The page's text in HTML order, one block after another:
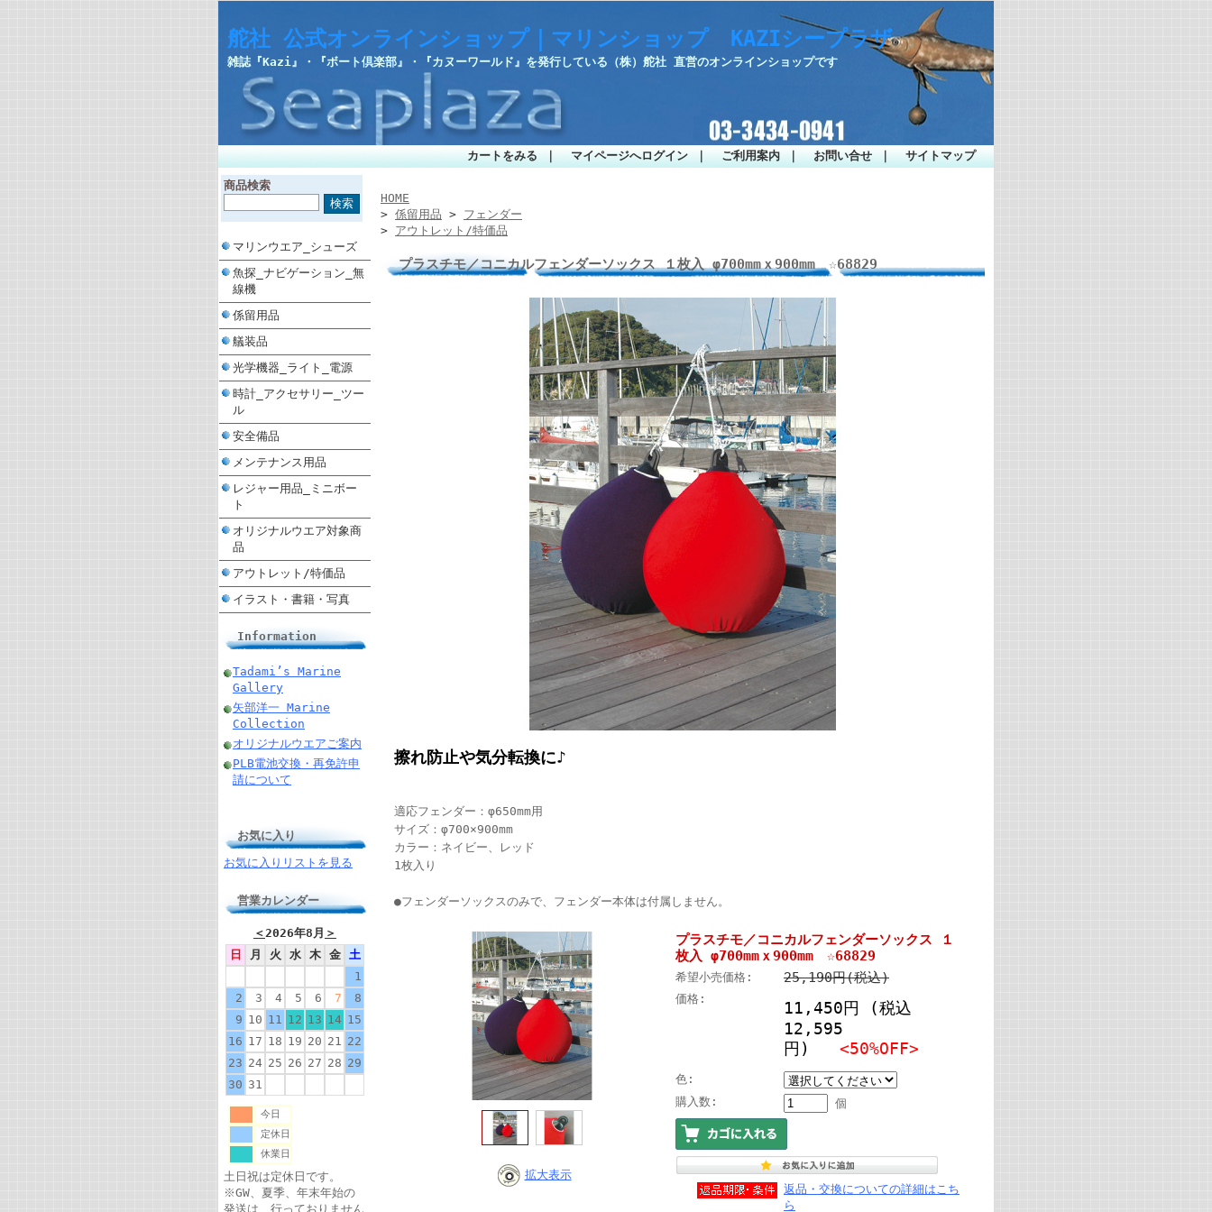
舵社 公式オンラインショップ｜マリンショップ KAZIシープラザ
雑誌『Kazi』・『ボート倶楽部』・『カヌーワールド』を発行している（株）舵社 直営のオンラインショップです
カートをみる マイページへログイン ご利用案内 お問い合せ サイトマップ
商品検索
マリンウエア_シューズ
魚探_ナビゲーション_無
線機
係留用品
艤装品
光学機器_ライト_電源
時計_アクセサリー_ツー
ル
安全備品
メンテナンス用品
レジャー用品_ミニボー
ト
オリジナルウエア対象商
品
アウトレット/特価品
イラスト・書籍・写真
Information
Tadami’s Marine
Gallery
矢部洋一 Marine
Collection
オリジナルウエアご案内
PLB電池交換・再免許申
請について
お気に入り
お気に入りリストを見る
営業カレンダー
＜2026年8月 ＞
日
月 火 水 木 金
土
1
2
3 4 5 6 7
8
9 10 11 12 13 14 15
16 17 18 19 20 21 22
23 24 25 26 27 28 29
30 31
今日
定休日
休業日
土日祝は定休日です。
※GW、夏季、年末年始の
発送は、行っておりません
HOME
> 係留用品 > フェンダー
> アウトレット/特価品
プラスチモ／コニカルフェンダーソックス １枚入 φ700mmｘ900mm ☆68829
擦れ防止や気分転換に♪
適応フェンダー：φ650mm用
サイズ：φ700×900mm
カラー：ネイビー、レッド
1枚入り
●フェンダーソックスのみで、フェンダー本体は付属しません。
拡大表示
プラスチモ／コニカルフェンダーソックス １
枚入 φ700mmｘ900mm ☆68829
希望小売価格: 25,190円(税込)
価格: 11,450円 (税込
12,595
円)
<50%OFF>
色:
購入数:
個
返品・交換についての詳細はこち
ら